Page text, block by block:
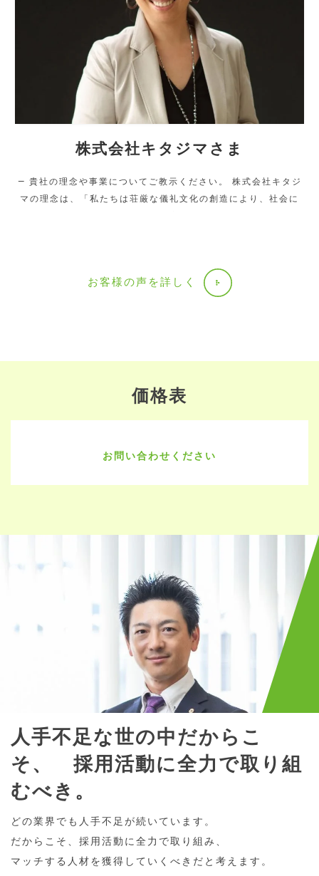
株式会社キタジマさま
― 貴社の理念や事業についてご教示ください。 株式会社キタジ
マの理念は、「私たちは荘厳な儀礼文化の創造により、社会に
お客様の声を詳しく
価格表
お問い合わせください
人手不足な世の中だからこ
そ、 採用活動に全力で取り組
むべき。
どの業界でも人手不足が続いています。
だからこそ、採用活動に全力で取り組み、
マッチする人材を獲得していくべきだと考えます。